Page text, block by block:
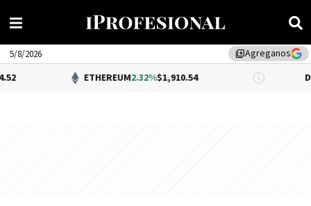
library_addAgreganos
5/8/2026
ETHEREUM2.32%$1,910.54 DÓLAR BNA